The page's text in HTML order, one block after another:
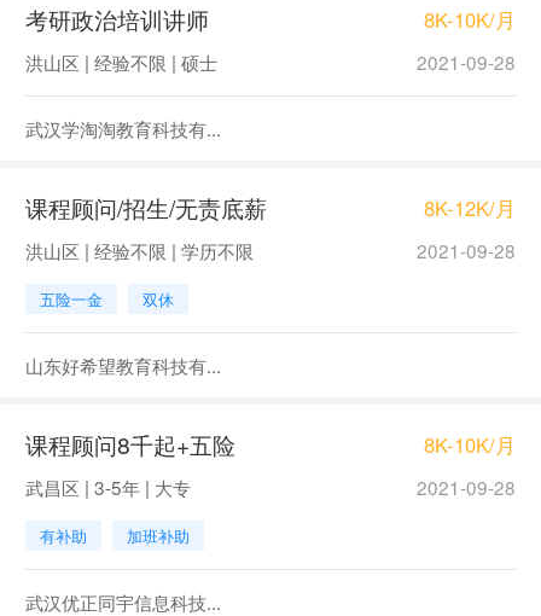
考研政治培训讲师 8K-10K/月
洪山区 | 经验不限 | 硕士 2021-09-28
武汉学淘淘教育科技有...
课程顾问/招生/无责底薪 8K-12K/月
洪山区 | 经验不限 | 学历不限 2021-09-28
五险一金 双休
山东好希望教育科技有...
课程顾问8千起+五险 8K-10K/月
武昌区 | 3-5年 | 大专 2021-09-28
有补助 加班补助
武汉优正同宇信息科技...